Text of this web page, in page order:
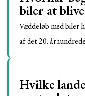
biler at
Væddeløb med biler
af det 20.
Hvilke